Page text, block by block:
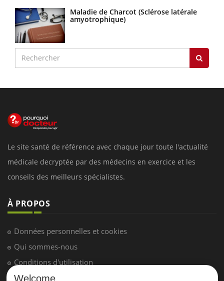
Maladie de Charcot (Sclérose latérale
amyotrophique)
Le site santé de référence avec chaque jour toute l'actualité
médicale decryptée par des médecins en exercice et les
conseils des meilleurs spécialistes.
À PROPOS
Données personnelles et cookies
Qui sommes-nous
Conditions d'utilisation
Plan du site
Welcome